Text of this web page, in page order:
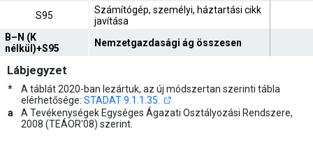
S95
Számítógép, személyi, háztartási cikk
javítása
B–N (K
nélkül)+S95
Nemzetgazdasági ág összesen
Lábjegyzet
*
A táblát 2020-ban lezártuk, az új módszertan szerinti tábla
elérhetősége: STADAT 9.1.1.35.
a
A Tevékenységek Egységes Ágazati Osztályozási Rendszere,
2008 (TEÁOR'08) szerint.